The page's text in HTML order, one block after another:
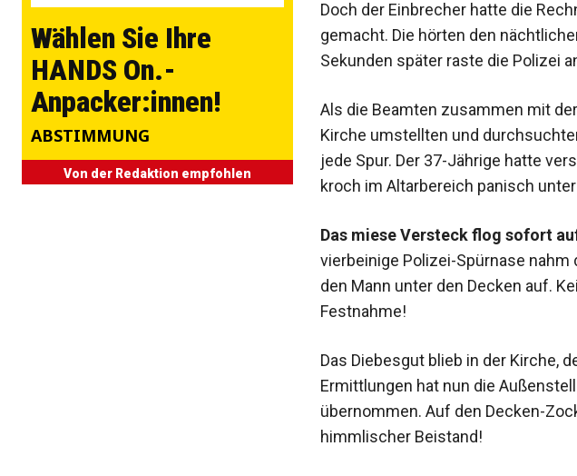
Wählen Sie Ihre
HANDS On.-
Anpacker:innen!
ABSTIMMUNG
Von der Redaktion empfohlen
Doch der Einbrecher hatte die
gemacht. Die hörten den
Sekunden später raste die Polizei
Als die Beamten zusammen mit
Kirche umstellten und
jede Spur. Der 37-Jährige hatte
kroch im Altarbereich panisch
Das miese Versteck flog sofort
vierbeinige Polizei-Spürnase nahm
den Mann unter den Decken auf.
Festnahme!
Das Diebesgut blieb in der Kirche,
Ermittlungen hat nun die
übernommen. Auf den Decken-
himmlischer Beistand!